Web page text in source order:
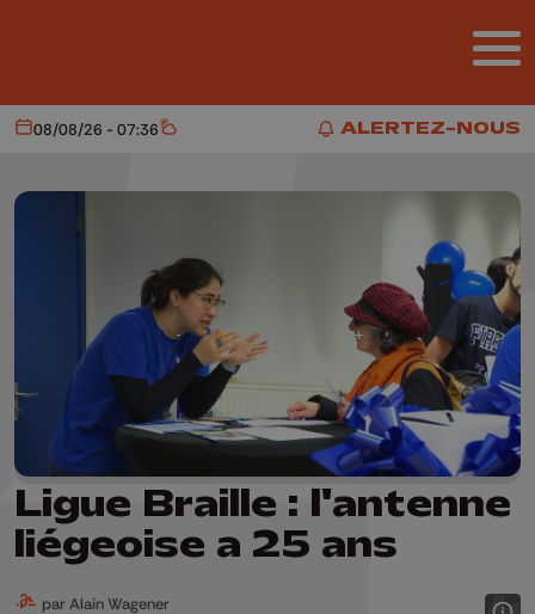
ALERTEZ-NOUS
ALERTEZ-NOUS
Aujourd'hui
08/08/26 - 07:36 Météo
Ligue Braille : l'antenne
liégeoise a 25 ans
par Alain Wagener